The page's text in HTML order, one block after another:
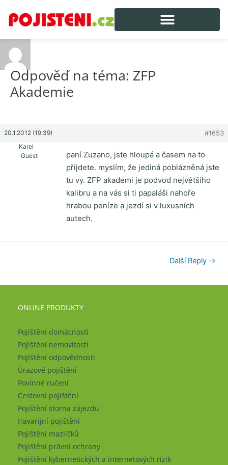
Odpověď na téma: ZFP
Akademie
20.1.2012 (19:39) #1653
Karel
Guest
paní Zuzano, jste hloupá a časem na to
přijdete. myslím, že jediná poblázněná jste
tu vy. ZFP akademi je podvod největšího
kalibru a na vás si ti papaláši nahoře
hrabou peníze a jezdí si v luxusních
autech.
Další Reply →
ONLINE PRODUKTY
Pojištění domácnosti
Pojištění nemovitosti
Pojištění odpovědnosti
Úrazové pojištění
Povinné ručení
Cestovní pojištění
Pojištění storna zájezdu
Havarijní pojištění
Pojištění mazlíčků
Pojištění právní ochrany
Pojištění kybernetických a internetových rizik